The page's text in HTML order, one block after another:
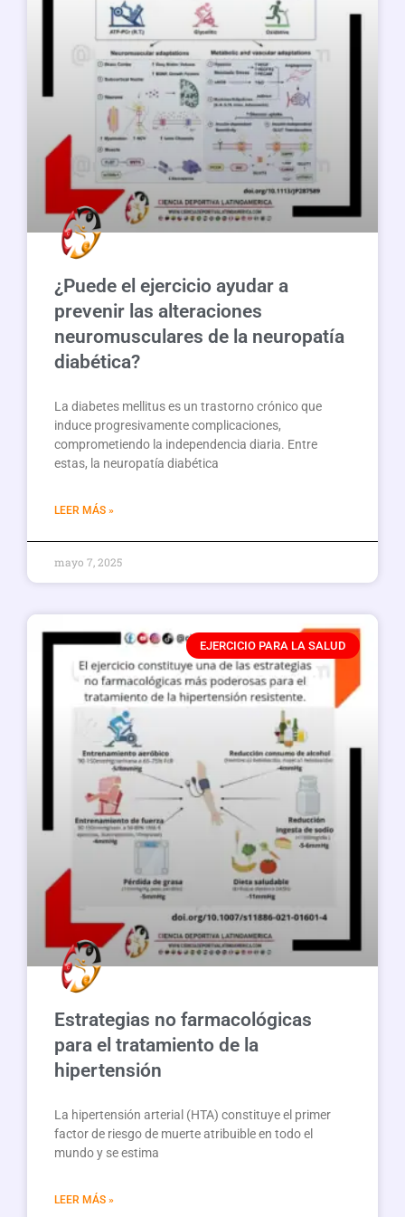
¿Puede el ejercicio ayudar a
prevenir las alteraciones
neuromusculares de la neuropatía
diabética?
La diabetes mellitus es un trastorno crónico que
induce progresivamente complicaciones,
comprometiendo la independencia diaria. Entre
estas, la neuropatía diabética
LEER MÁS »
mayo 7, 2025
EJERCICIO PARA LA SALUD
Estrategias no farmacológicas
para el tratamiento de la
hipertensión
La hipertensión arterial (HTA) constituye el primer
factor de riesgo de muerte atribuible en todo el
mundo y se estima
LEER MÁS »